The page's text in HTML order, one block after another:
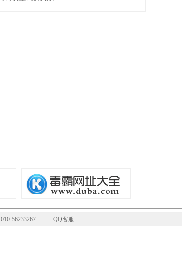
010-56233267 QQ客服